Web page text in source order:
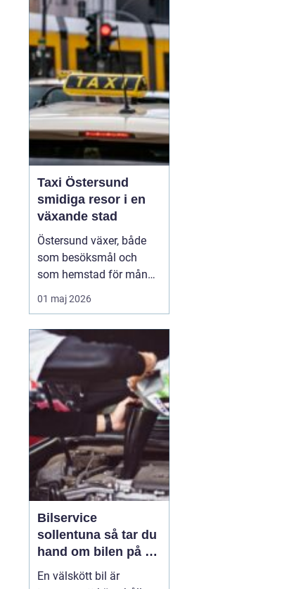
däck gör stor skillnad för
säkerhet...
Taxi Östersund
smidiga resor i en
växande stad
Östersund växer, både
som besöksmål och
som hemstad för många
pendlare, studenter och
företagare. En pålitlig
bara ett bekvämt sätt att
ta sig från punkt A till
punkt B. För många
handlar det om att få
vardagen att fungera,
01 maj 2026
Bilservice
sollentuna så tar du
hand om bilen på ett
smart sätt
En välskött bil är